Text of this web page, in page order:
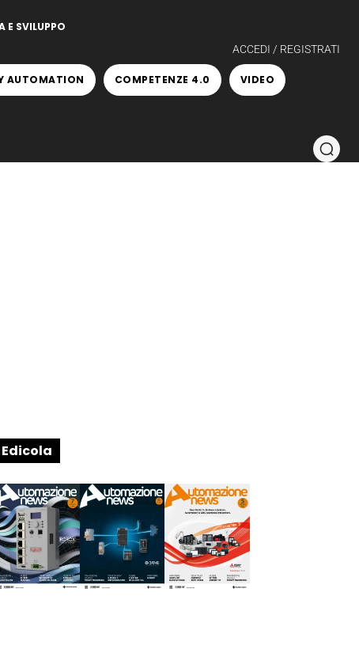
E SVILUPPO
ACCEDI / REGISTRATI
AUTOMATION COMPETENZE 4.0 VIDEO
Edicola